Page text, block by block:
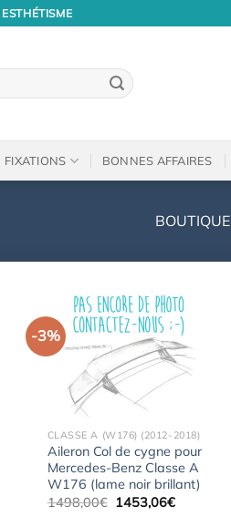
FIXATIONS BONNES AFFAIRES
BOUTIQUE
-3%
CLASSE A (W176) (2012-2018)
Aileron Col de cygne pour
Mercedes-Benz Classe A
W176 (lame noir brillant)
1498,00€ Le
1453,06€Le